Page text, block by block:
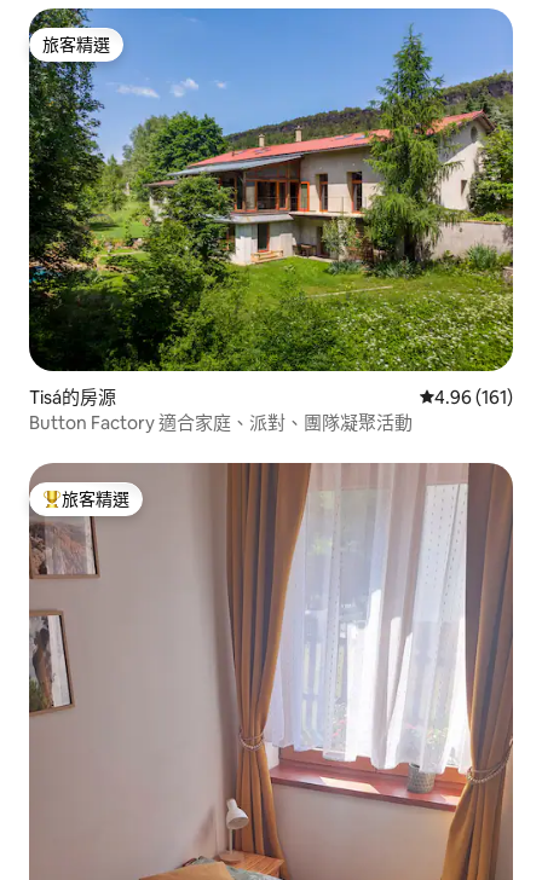
旅客精選
旅客精選
Tisá的房源 從 161 則評價
4.96 (161)
Button Factory 適合家庭、派對、團隊凝聚活動
旅客精選榜首
旅客精選